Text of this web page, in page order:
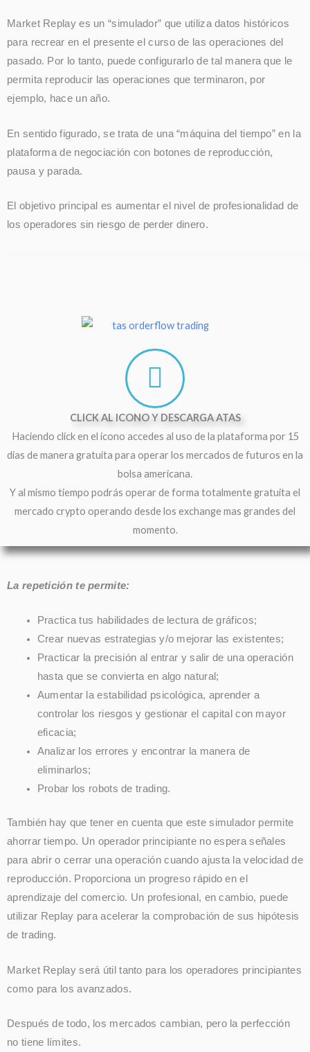
Market Replay es un “simulador” que utiliza datos históricos
para recrear en el presente el curso de las operaciones del
pasado. Por lo tanto, puede configurarlo de tal manera que le
permita reproducir las operaciones que terminaron, por
ejemplo, hace un año.
En sentido figurado, se trata de una “máquina del tiempo” en la
plataforma de negociación con botones de reproducción,
pausa y parada.
El objetivo principal es aumentar el nivel de profesionalidad de
los operadores sin riesgo de perder dinero.
CLICK AL ICONO Y DESCARGA ATAS
Haciendo click en el icono accedes al uso de la plataforma por 15
dias de manera gratuita para operar los mercados de futuros en la
bolsa americana.
Y al mismo tiempo podrás operar de forma totalmente gratuita el
mercado crypto operando desde los exchange mas grandes del
momento.
La repetición te permite:
Practica tus habilidades de lectura de gráficos;
Crear nuevas estrategias y/o mejorar las existentes;
Practicar la precisión al entrar y salir de una operación
hasta que se convierta en algo natural;
Aumentar la estabilidad psicológica, aprender a
controlar los riesgos y gestionar el capital con mayor
eficacia;
Analizar los errores y encontrar la manera de
eliminarlos;
Probar los robots de trading.
También hay que tener en cuenta que este simulador permite
ahorrar tiempo. Un operador principiante no espera señales
para abrir o cerrar una operación cuando ajusta la velocidad de
reproducción. Proporciona un progreso rápido en el
aprendizaje del comercio. Un profesional, en cambio, puede
utilizar Replay para acelerar la comprobación de sus hipótesis
de trading.
Market Replay será útil tanto para los operadores principiantes
como para los avanzados.
Después de todo, los mercados cambian, pero la perfección
no tiene límites.